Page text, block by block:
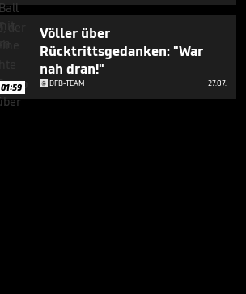
01:59
Völler über
Rücktrittsgedanken: "War
nah dran!"
DFB-TEAM 27.07.